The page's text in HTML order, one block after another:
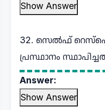
Show Answer
32. സെൽഫ്
പ്രസ്ഥാനം
Answer:
Show Answer